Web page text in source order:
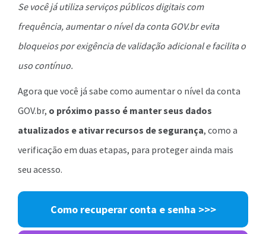
Se você já utiliza serviços públicos digitais com
frequência, aumentar o nível da conta GOV.br evita
bloqueios por exigência de validação adicional e facilita o
uso contínuo.
Agora que você já sabe como aumentar o nível da conta
GOV.br, o próximo passo é manter seus dados
atualizados e ativar recursos de segurança, como a
verificação em duas etapas, para proteger ainda mais
seu acesso.
Como recuperar conta e senha >>>